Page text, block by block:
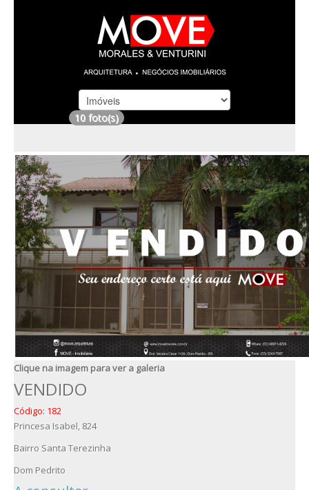
10 foto(s)
Clique na imagem para ver a galeria
VENDIDO
Código: 182
Princesa Isabel, 824
Bairro Santa Terezinha
Dom Pedrito